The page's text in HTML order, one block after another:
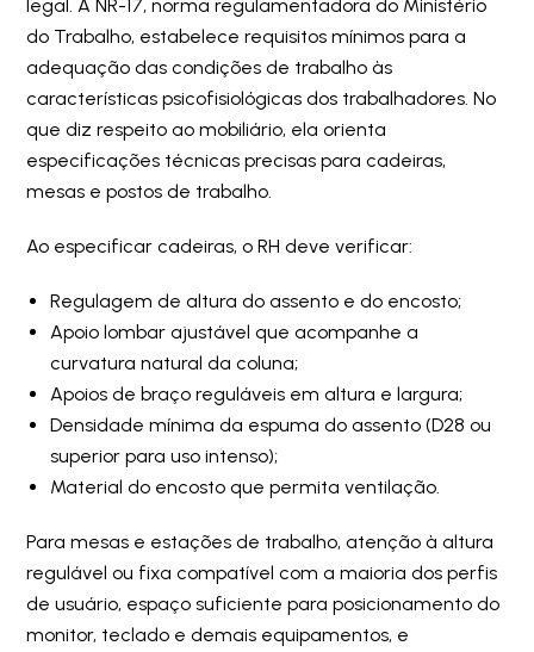
legal. A NR-17, norma regulamentadora do Ministério
do Trabalho, estabelece requisitos mínimos para a
adequação das condições de trabalho às
características psicofisiológicas dos trabalhadores. No
que diz respeito ao mobiliário, ela orienta
especificações técnicas precisas para cadeiras,
mesas e postos de trabalho.
Ao especificar cadeiras, o RH deve verificar:
Regulagem de altura do assento e do encosto;
Apoio lombar ajustável que acompanhe a
curvatura natural da coluna;
Apoios de braço reguláveis em altura e largura;
Densidade mínima da espuma do assento (D28 ou
superior para uso intenso);
Material do encosto que permita ventilação.
Para mesas e estações de trabalho, atenção à altura
regulável ou fixa compatível com a maioria dos perfis
de usuário, espaço suficiente para posicionamento do
monitor, teclado e demais equipamentos, e